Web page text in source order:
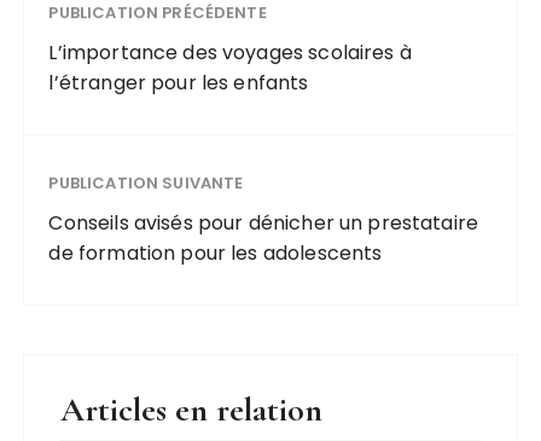
PUBLICATION PRÉCÉDENTE
L’importance des voyages scolaires à
l’étranger pour les enfants
PUBLICATION SUIVANTE
Conseils avisés pour dénicher un prestataire
de formation pour les adolescents
Articles en relation